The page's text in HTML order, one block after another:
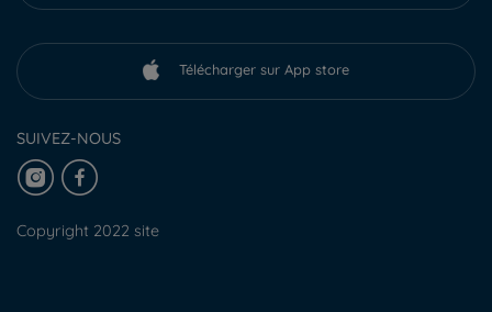
Télécharger sur App store
SUIVEZ-NOUS
Copyright 2022 site